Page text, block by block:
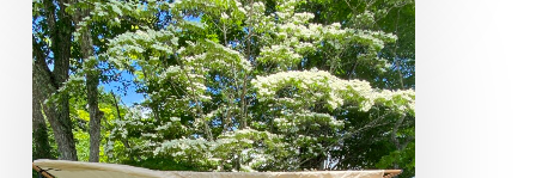
八
ヶ
岳
ク
ラ